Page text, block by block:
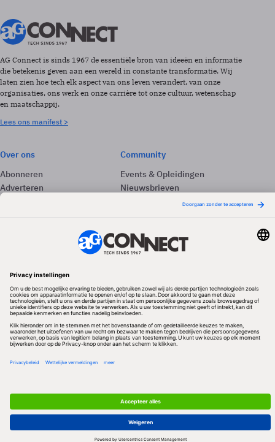
AG Connect is sinds 1967 de essentiële bron van ideeën en informatie
die betekenis geven aan een wereld in constante transformatie. Wij
laten zien hoe tech elk aspect van ons leven verandert, van onze
organisaties, ons werk en onze carrière tot onze cultuur, wetenschap
en maatschappij.
Lees ons manifest >
Over ons
Abonneren
Adverteren
Community
Events & Opleidingen
Nieuwsbrieven
Redactionele partner
Privacy & Cookies